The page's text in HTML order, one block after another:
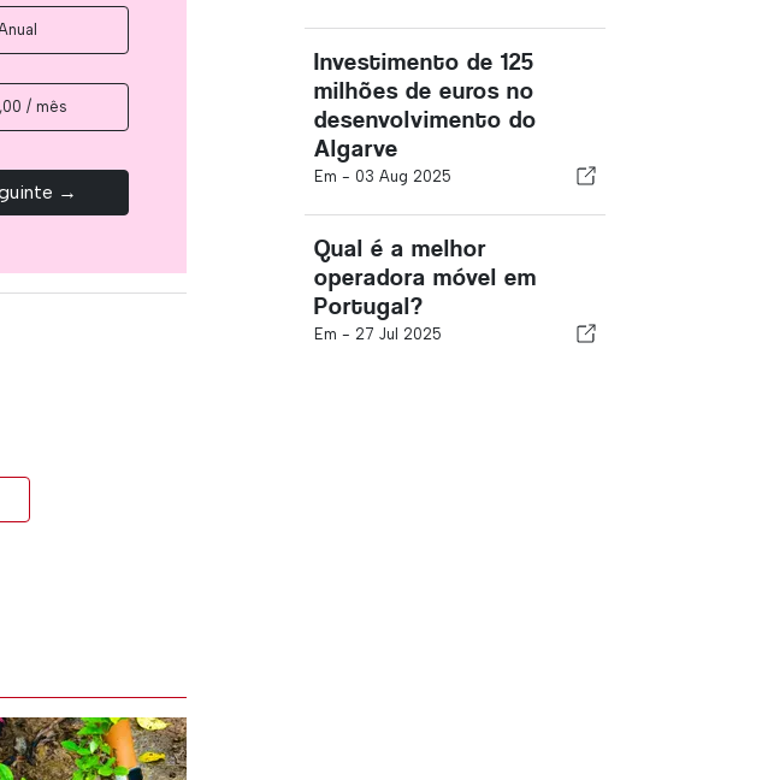
/ mês
→
Investimento de 125
milhões de euros no
desenvolvimento do
Algarve
Em - 03 Aug 2025
Qual é a melhor
operadora móvel em
Portugal?
Em - 27 Jul 2025